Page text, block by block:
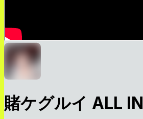
賭ケグルイ ALL IN